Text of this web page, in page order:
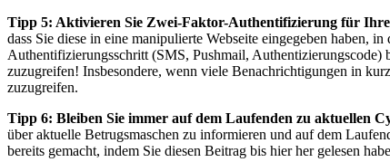
Tipp 5: Aktivieren Sie Zwei-Faktor-Authentifizierung für
dass Sie diese in eine manipulierte Webseite eingegeben haben,
Authentifizierungsschritt (SMS, Pushmail, Authentizierungscode)
zuzugreifen! Insbesondere, wenn viele Benachrichtigungen in
zuzugreifen.
Tipp 6: Bleiben Sie immer auf dem Laufenden zu aktuellen
über aktuelle Betrugsmaschen zu informieren und auf dem
bereits gemacht, indem Sie diesen Beitrag bis hier her gelesen